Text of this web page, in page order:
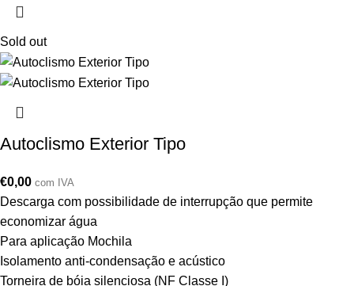
Sold out
Autoclismo Exterior Tipo
€0,00 com IVA
Descarga com possibilidade de interrupção que permite
economizar água
Para aplicação Mochila
Isolamento anti-condensação e acústico
Torneira de bóia silenciosa (NF Classe I)